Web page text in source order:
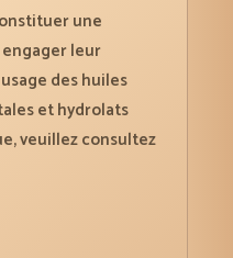
une
leur
des huiles
et hydrolats
veuillez consultez